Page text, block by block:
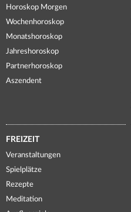
Horoskop Morgen
Wochenhoroskop
Monatshoroskop
Jahreshoroskop
Partnerhoroskop
Aszendent
FREIZEIT
Veranstaltungen
Spielplätze
Rezepte
Meditation